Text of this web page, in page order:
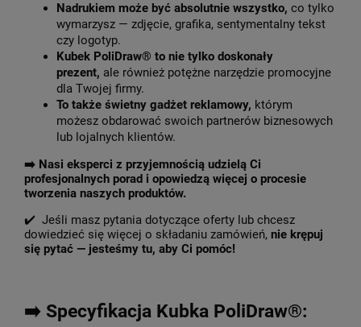
Nadrukiem może być absolutnie wszystko, co tylko
wymarzysz — zdjęcie, grafika, sentymentalny tekst
czy logotyp.
Kubek PoliDraw® to nie tylko doskonały
prezent, ale również potężne narzędzie promocyjne
dla Twojej firmy.
To także świetny gadżet reklamowy, którym
możesz obdarować swoich partnerów biznesowych
lub lojalnych klientów.
➡️ Nasi eksperci z przyjemnością udzielą Ci
profesjonalnych porad i opowiedzą więcej o procesie
tworzenia naszych produktów.
✔️ Jeśli masz pytania dotyczące oferty lub chcesz
dowiedzieć się więcej o składaniu zamówień, nie krępuj
się pytać — jesteśmy tu, aby Ci pomóc!
➡️ Specyfikacja Kubka PoliDraw®: